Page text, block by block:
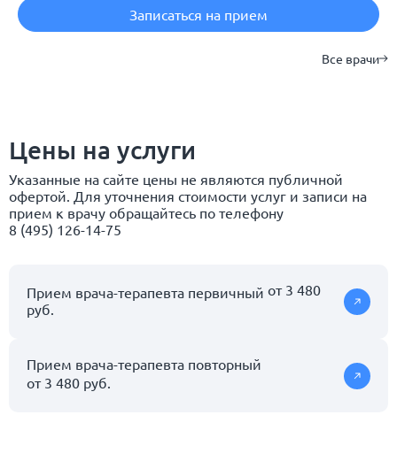
Записаться на прием
Все врачи
Цены на услуги
Указанные на сайте цены не являются публичной
офертой. Для уточнения стоимости услуг и записи на
прием к врачу обращайтесь по телефону
8 (495) 126-14-75
Прием врача-терапевта первичный от 3 480
руб.
Прием врача-терапевта повторный
от 3 480 руб.